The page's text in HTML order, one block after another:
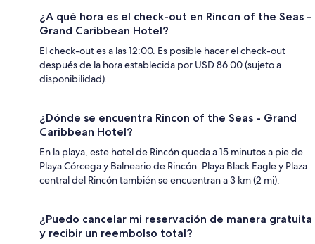
¿A qué hora es el check-out en Rincon of the Seas -
Grand Caribbean Hotel?
El check-out es a las 12:00. Es posible hacer el check-out
después de la hora establecida por USD 86.00 (sujeto a
disponibilidad).
¿Dónde se encuentra Rincon of the Seas - Grand
Caribbean Hotel?
En la playa, este hotel de Rincón queda a 15 minutos a pie de
Playa Córcega y Balneario de Rincón. Playa Black Eagle y Plaza
central del Rincón también se encuentran a 3 km (2 mi).
¿Puedo cancelar mi reservación de manera gratuita
y recibir un reembolso total?